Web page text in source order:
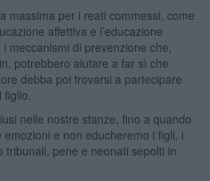
massima per i reati commessi, come
affettiva e l’educazione
meccanismi di prevenzione che,
potrebbero aiutare a far sì che
debba poi trovarsi a partecipare
nelle nostre stanze, fino a quando
e non educheremo i figli, i
tribunali, pene e neonati sepolti in